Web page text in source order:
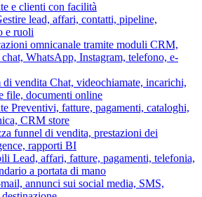
e clienti con facilità
lead, affari, contatti, pipeline,
e ruoli
omnicanale tramite moduli CRM,
WhatsApp, Instagram, telefono, e-
di vendita Chat, videochiamate, incarichi,
file, documenti online
Preventivi, fatture, pagamenti, cataloghi,
CRM store
funnel di vendita, prestazioni dei
rapporti BI
Lead, affari, fatture, pagamenti, telefonia,
a portata di mano
annunci sui social media, SMS,